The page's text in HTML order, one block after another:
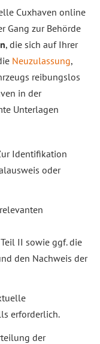
Cuxhaven online
Gang zur Behörde
, die sich auf Ihrer
Neuzulassung,
reibungslos
in der
Unterlagen
Identifikation
oder
II sowie ggf. die
den Nachweis der
erforderlich.
der